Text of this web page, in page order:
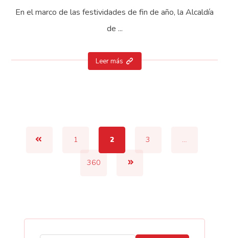
En el marco de las festividades de fin de año, la Alcaldía
de ...
Leer más
1 2 3 …
360